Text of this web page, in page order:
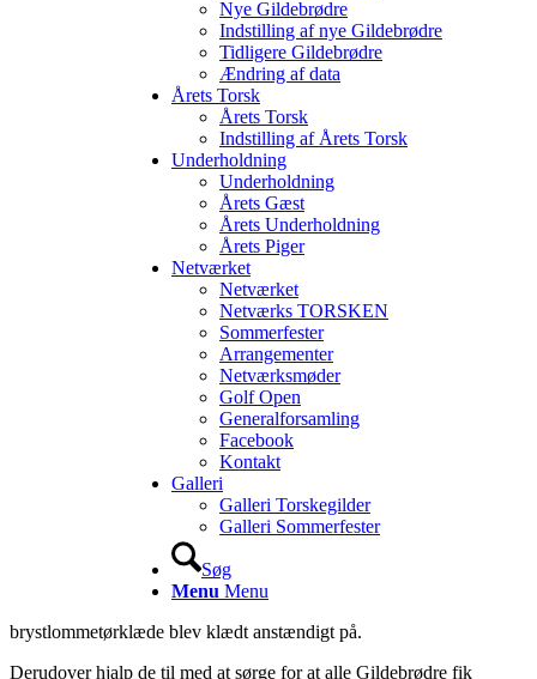
Nye Gildebrødre
Indstilling af nye Gildebrødre
Tidligere Gildebrødre
Ændring af data
Årets Torsk
Årets Torsk
Indstilling af Årets Torsk
Underholdning
Underholdning
Årets Gæst
Årets Underholdning
Årets Piger
Netværket
Netværket
Netværks TORSKEN
Sommerfester
Arrangementer
Netværksmøder
Golf Open
Generalforsamling
Facebook
Kontakt
Galleri
Galleri Torskegilder
Galleri Sommerfester
Søg
Menu Menu
brystlommetørklæde blev klædt anstændigt på.
Derudover hjalp de til med at sørge for at alle Gildebrødre fik